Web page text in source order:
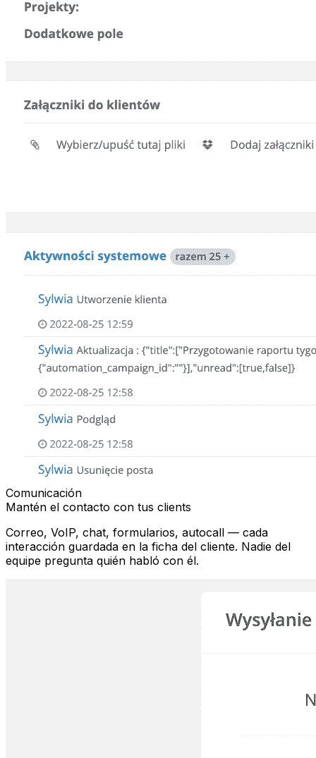
Comunicación
Mantén el contacto con tus clients
Correo, VoIP, chat, formularios, autocall — cada
interacción guardada en la ficha del cliente. Nadie del
equipe pregunta quién habló con él.